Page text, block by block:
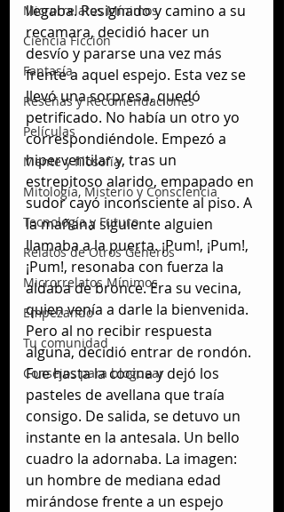
Microrrelatos Mínimos
Ciencia Ficción
Fantasía
Reseñas y Recomendaciones
Películas
Mente y filosofía
Mitología, Misterio y Consciencia
Tecnología y Futuro
Relatos de Otros Géneros
Microrrelatos Mínimos
Empezando
Tu comunidad
Consejos para bloguear
llegaba. Resignado y camino a su
recamara, decidió hacer un
desvío y pararse una vez más
frente a aquel espejo. Esta vez se
llevó una sorpresa, quedó
petrificado. No había un otro yo
correspondiéndole. Empezó a
hiperventilar y, tras un
estrepitoso alarido, empapado en
sudor cayó inconsciente al piso. A
la mañana siguiente alguien
llamaba a la puerta. ¡Pum!, ¡Pum!,
¡Pum!, resonaba con fuerza la
aldaba de bronce. Era su vecina,
quien venía a darle la bienvenida.
Pero al no recibir respuesta
alguna, decidió entrar de rondón.
Fue hasta la cocina y dejó los
pasteles de avellana que traía
consigo. De salida, se detuvo un
instante en la antesala. Un bello
cuadro la adornaba. La imagen:
un hombre de mediana edad
mirándose frente a un espejo